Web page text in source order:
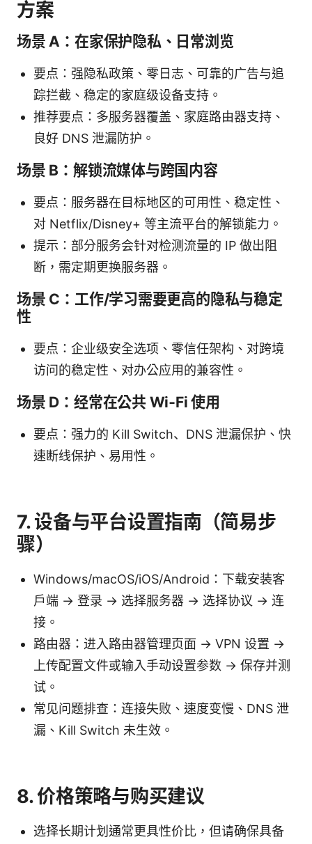
方案
场景 A：在家保护隐私、日常浏览
要点：强隐私政策、零日志、可靠的广告与追
踪拦截、稳定的家庭级设备支持。
推荐要点：多服务器覆盖、家庭路由器支持、
良好 DNS 泄漏防护。
场景 B：解锁流媒体与跨国内容
要点：服务器在目标地区的可用性、稳定性、
对 Netflix/Disney+ 等主流平台的解锁能力。
提示：部分服务会针对检测流量的 IP 做出阻
断，需定期更换服务器。
场景 C：工作/学习需要更高的隐私与稳定
性
要点：企业级安全选项、零信任架构、对跨境
访问的稳定性、对办公应用的兼容性。
场景 D：经常在公共 Wi‑Fi 使用
要点：强力的 Kill Switch、DNS 泄漏保护、快
速断线保护、易用性。
7. 设备与平台设置指南（简易步
骤）
Windows/macOS/iOS/Android：下载安装客
户端 → 登录 → 选择服务器 → 选择协议 → 连
接。
路由器：进入路由器管理页面 → VPN 设置 →
上传配置文件或输入手动设置参数 → 保存并测
试。
常见问题排查：连接失败、速度变慢、DNS 泄
漏、Kill Switch 未生效。
8. 价格策略与购买建议
选择长期计划通常更具性价比，但请确保具备